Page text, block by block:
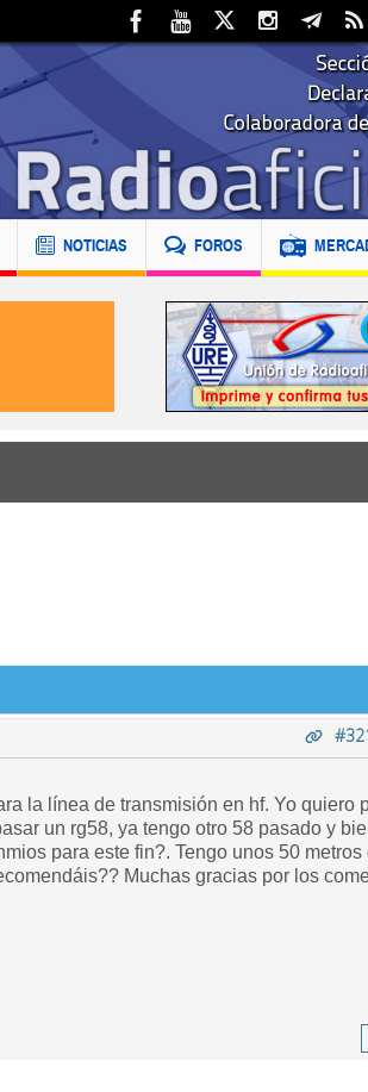
NOTICIAS FOROS
la línea de transmisión en hf. Yo quiero
un rg58, ya tengo otro 58 pasado y
para este fin?. Tengo unos 50
Muchas gracias por los